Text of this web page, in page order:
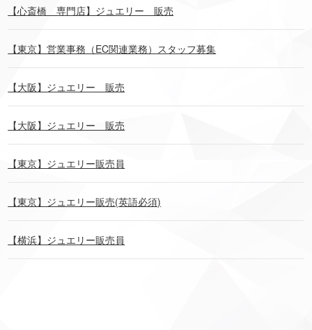
【心斎橋 専門店】ジュエリー 販売
【東京】営業事務（EC関連業務）スタッフ募集
【大阪】ジュエリー 販売
【大阪】ジュエリー 販売
【東京】ジュエリー販売員
【東京】ジュエリー販売(英語必須)
【横浜】ジュエリー販売員